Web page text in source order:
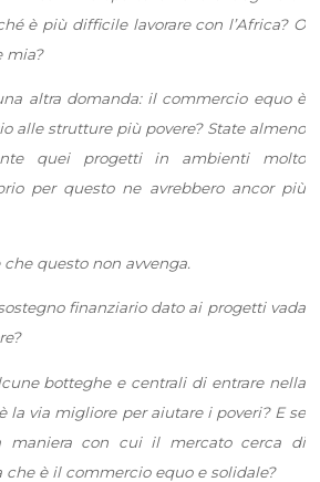
è più difficile lavorare con l’Africa? O
mia?
altra domanda: il commercio equo è
alle strutture più povere? State almeno
quei progetti in ambienti molto
per questo ne avrebbero ancor più
questo non avvenga.
finanziario dato ai progetti vada
botteghe e centrali di entrare nella
la via migliore per aiutare i poveri? E se
maniera con cui il mercato cerca di
che è il commercio equo e solidale?